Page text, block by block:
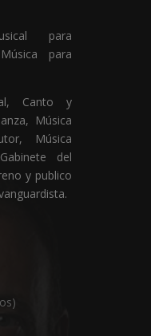
para
para
Canto y
Música
Música
del
y publico